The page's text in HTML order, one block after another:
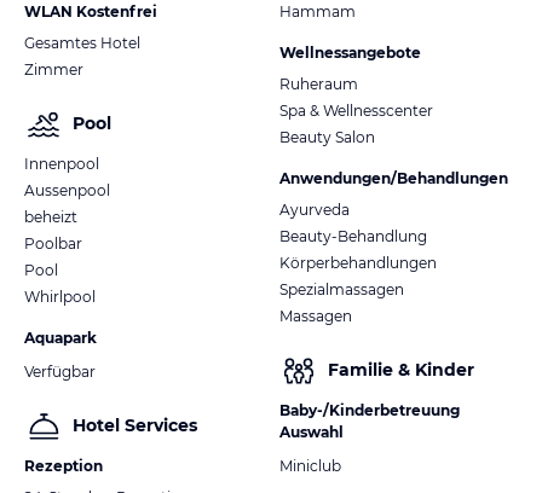
WLAN Kostenfrei
Gesamtes Hotel
Zimmer
Pool
Innenpool
Aussenpool
beheizt
Poolbar
Pool
Whirlpool
Aquapark
Verfügbar
Hotel Services
Rezeption
Hammam
Wellnessangebote
Ruheraum
Spa & Wellnesscenter
Beauty Salon
Anwendungen/Behandlungen
Ayurveda
Beauty-Behandlung
Körperbehandlungen
Spezialmassagen
Massagen
Familie & Kinder
Baby-/Kinderbetreuung
Auswahl
Miniclub